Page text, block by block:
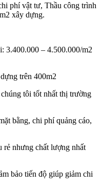
phí vật tư, Thầu công trình
xây dựng.
3.400.000 – 4.500.000/m2
trên 400m2
tôi tốt nhất thị trường
bằng, chi phí quảng cáo,
rẻ nhưng chất lượng nhất
bảo tiến độ giúp giảm chi